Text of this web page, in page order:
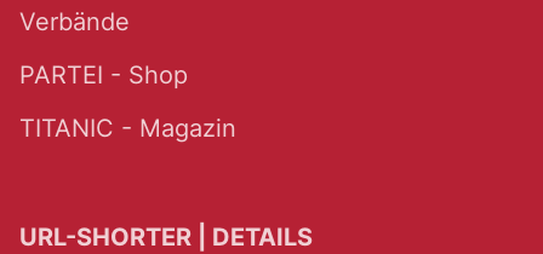
Verbände
PARTEI - Shop
TITANIC - Magazin
URL-SHORTER | DETAILS